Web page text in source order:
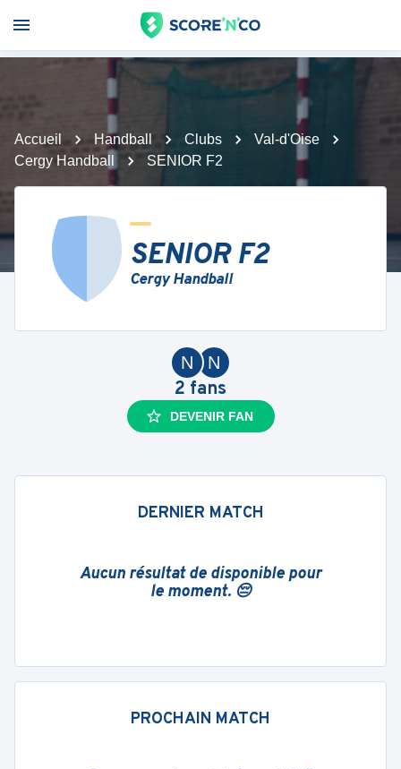
Accueil Handball Clubs
Val-d'Oise
Cergy Handball
SENIOR F2
SENIOR F2
Cergy Handball
N
N
2 fans
DEVENIR FAN
DERNIER MATCH
Aucun résultat de disponible pour
le moment. 😔
PROCHAIN MATCH